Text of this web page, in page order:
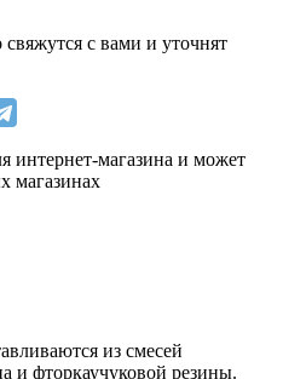
с вами и уточнят
интернет-магазина и может
магазинах
из смесей
и фторкаучуковой резины.